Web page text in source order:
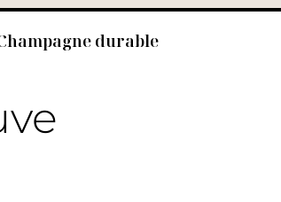
durable